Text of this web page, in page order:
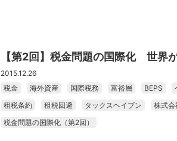
【第2回】税金問題の国際化 世界
2015.12.26
税金
海外資産 国際税務 富裕層 BEPS
租税条約
租税回避 タックスヘイブン 株式会
税金問題の国際化（第2回）